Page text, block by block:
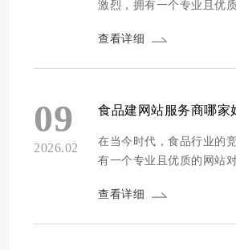
激烈，拥有一个专业且优
仅能够展示企业的产品与
司，哪家才是真正值得选
们进行了深入的调研与评测。 本次评测
多维度综合打...
查看详细
09
2026.02
在当今时代，食品行业的
有一个专业且优质的网站
至关重要。它不仅是企业
重要窗口，更是提升品牌
额的有力工具。那么，如
查看详细